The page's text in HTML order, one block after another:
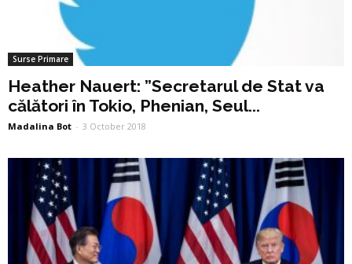
Surse Primare
Heather Nauert: ”Secretarul de Stat va
călători în Tokio, Phenian, Seul...
Madalina Bot - 3 October 2018